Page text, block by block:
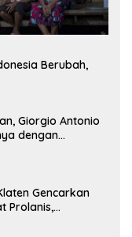
Berubah,
Giorgio Antonio
dengan
Gencarkan
Prolanis,